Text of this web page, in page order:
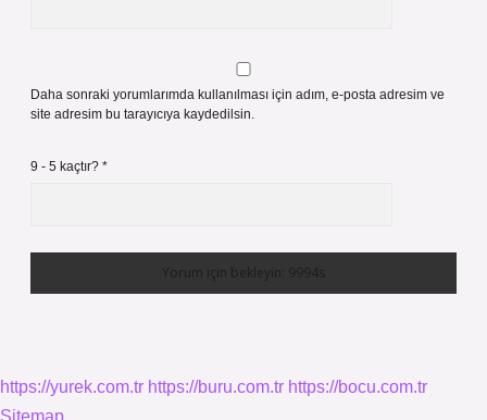
Daha sonraki yorumlarımda kullanılması için adım, e-posta adresim ve
site adresim bu tarayıcıya kaydedilsin.
9 - 5 kaçtır? *
https://yurek.com.tr https://buru.com.tr https://bocu.com.tr
Sitemap